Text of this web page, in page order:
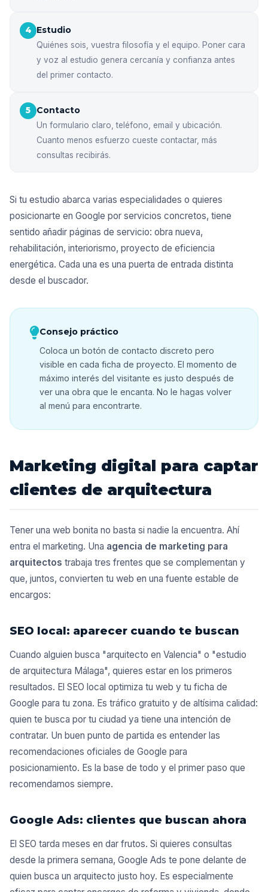
4 Estudio
Quiénes sois, vuestra filosofía y el equipo. Poner cara
y voz al estudio genera cercanía y confianza antes
del primer contacto.
5 Contacto
Un formulario claro, teléfono, email y ubicación.
Cuanto menos esfuerzo cueste contactar, más
consultas recibirás.
Si tu estudio abarca varias especialidades o quieres
posicionarte en Google por servicios concretos, tiene
sentido añadir páginas de servicio: obra nueva,
rehabilitación, interiorismo, proyecto de eficiencia
energética. Cada una es una puerta de entrada distinta
desde el buscador.
Consejo práctico
Coloca un botón de contacto discreto pero
visible en cada ficha de proyecto. El momento de
máximo interés del visitante es justo después de
ver una obra que le encanta. No le hagas volver
al menú para encontrarte.
Marketing digital para captar
clientes de arquitectura
Tener una web bonita no basta si nadie la encuentra. Ahí
entra el marketing. Una agencia de marketing para
arquitectos trabaja tres frentes que se complementan y
que, juntos, convierten tu web en una fuente estable de
encargos:
SEO local: aparecer cuando te buscan
Cuando alguien busca "arquitecto en Valencia" o "estudio
de arquitectura Málaga", quieres estar en los primeros
resultados. El SEO local optimiza tu web y tu ficha de
Google para tu zona. Es tráfico gratuito y de altísima calidad:
quien te busca por tu ciudad ya tiene una intención de
contratar. Un buen punto de partida es entender las
recomendaciones oficiales de Google para
posicionamiento. Es la base de todo y el primer paso que
recomendamos siempre.
Google Ads: clientes que buscan ahora
El SEO tarda meses en dar frutos. Si quieres consultas
desde la primera semana, Google Ads te pone delante de
quien busca un arquitecto justo hoy. Es especialmente